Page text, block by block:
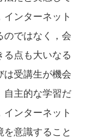
ンターネット
のではなく，会
点も大いなる
は受講生が機会
自主的な学習だ
ンターネット
意識すること